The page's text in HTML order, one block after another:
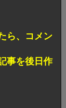
ら、コメン
事を後日作